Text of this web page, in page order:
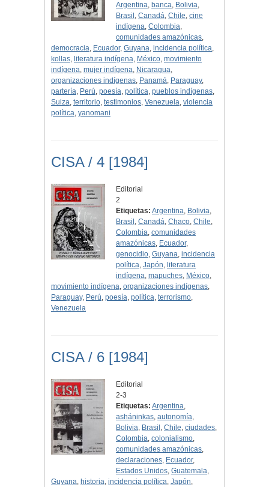
Argentina, banca, Bolivia,
Brasil ,Canadá,Chile,cine
indígena,Colombia,
comunidades amazónicas,
democracia, Ecuador, Guyana, incidencia política,
kollas, literatura indígena, México, movimiento
indígena, mujer indígena, Nicaragua,
organizaciones indígenas, Panamá, Paraguay,
partería, Perú, poesía, política, pueblos indígenas,
Suiza, territorio, testimonios, Venezuela, violencia
política, yanomani
CISA / 4 [1984]
Editorial
2
Etiquetas: Argentina, Bolivia,
Brasil ,Canadá,Chaco,Chile,
Colombia,comunidades
amazónicas, Ecuador,
genocidio,Guyana,incidencia
política,Japón, literatura
indígena,mapuches, México,
movimiento indígena, organizaciones indígenas,
Paraguay, Perú, poesía, política, terrorismo,
Venezuela
CISA / 6 [1984]
Editorial
2-3
Etiquetas: Argentina,
asháninkas,autonomía,
Bolivia, Brasil ,Chile,ciudades,
Colombia,colonialismo,
comunidades amazónicas,
declaraciones, Ecuador,
Estados Unidos,Guatemala,
Guyana, historia, incidencia política, Japón,